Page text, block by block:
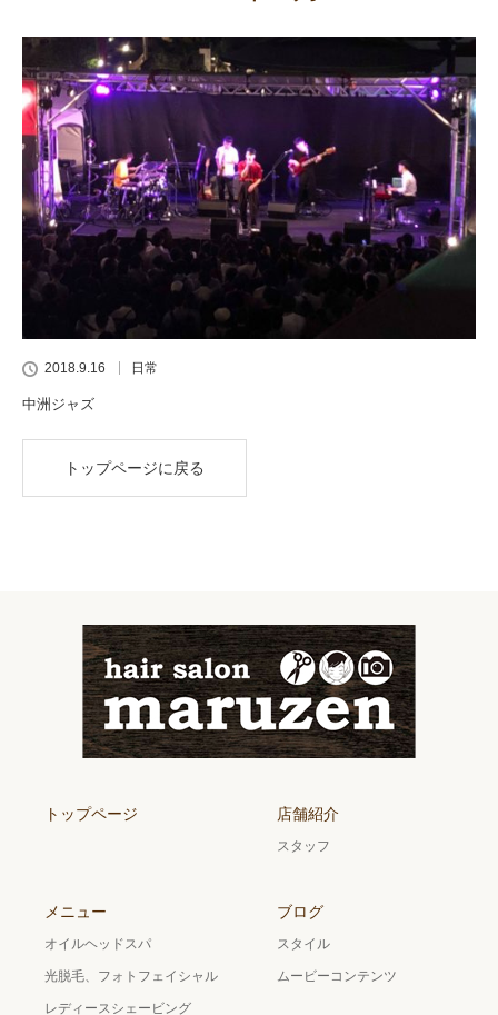
2018.9.16 日常
中洲ジャズ
トップページに戻る
トップページ 店舗紹介
スタッフ
メニュー
オイルヘッドスパ
光脱毛、フォトフェイシャル
レディースシェービング
ブログ
スタイル
ムービーコンテンツ